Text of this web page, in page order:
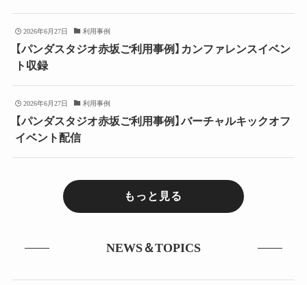
2026年6月27日 利用事例
【パンダスタジオ赤坂ご利用事例】カンファレンスイベン
ト収録
2026年6月27日 利用事例
【パンダスタジオ赤坂ご利用事例】バーチャルキックオフ
イベント配信
もっと見る
NEWS＆TOPICS